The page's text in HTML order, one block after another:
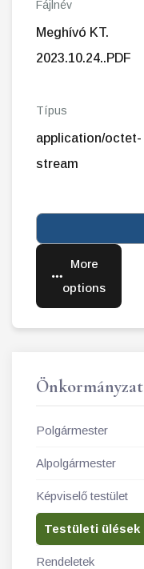
Fájlnév
Meghívó KT.
2023.10.24..PDF
Típus
application/octet-
stream
More
options
Önkormányzat
Polgármester
Alpolgármester
Képviselő testület
Testületi ülések
Rendeletek